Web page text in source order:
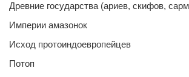
Древние государства (ариев, скифов,
Империи амазонок
Исход протоиндоевропейцев
Потоп